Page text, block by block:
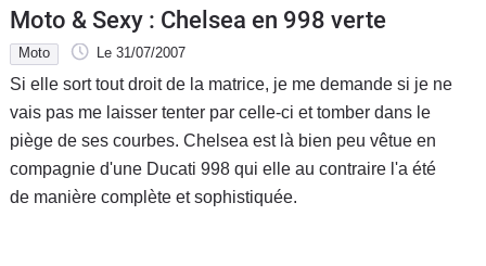
Moto & Sexy : Chelsea en 998 verte
Moto Le 31/07/2007
Si elle sort tout droit de la matrice, je me demande si je ne
vais pas me laisser tenter par celle-ci et tomber dans le
piège de ses courbes. Chelsea est là bien peu vêtue en
compagnie d'une Ducati 998 qui elle au contraire l'a été
de manière complète et sophistiquée.